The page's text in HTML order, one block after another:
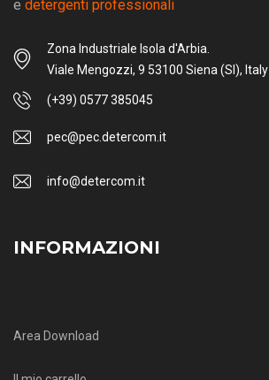
e detergenti professionali
Zona Industriale Isola d'Arbia.
Viale Mengozzi, 9 53100 Siena (SI), Italy
(+39) 0577 385045
pec@pec.detercom.it
info@detercom.it
INFORMAZIONI
Area Download